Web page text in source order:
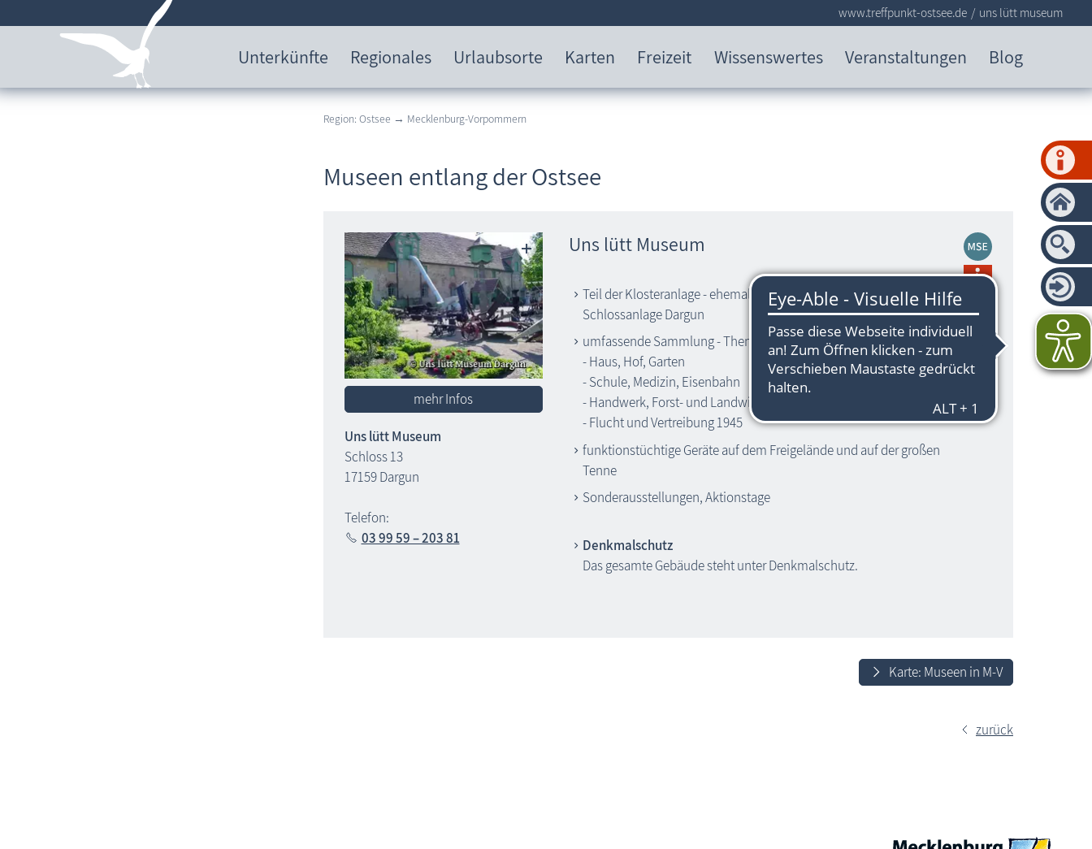
Unterkünfte Regionales Urlaubsorte Karten Freizeit Wissenswertes Veranstaltungen Blog
www.treffpunkt-ostsee.de uns lütt museum
Region: Ostsee → Mecklenburg-Vorpommern
Museen entlang der Ostsee
mehr Infos
Uns lütt Museum
Schloss 13
17159 Dargun
Telefon:
03 99 59 – 203 81
Uns lütt Museum
Teil der Klosteranlage - ehemaliges Gästehaus der Kloster- und
Schlossanlage Dargun
umfassende Sammlung - Themen:
- Haus, Hof, Garten
- Schule, Medizin, Eisenbahn
- Handwerk, Forst- und Landwirtschaft
- Flucht und Vertreibung 1945
funktionstüchtige Geräte auf dem Freigelände und auf der großen
Tenne
Sonderausstellungen, Aktionstage
Denkmalschutz
Das gesamte Gebäude steht unter Denkmalschutz.
Karte: Museen in M-V
zurück